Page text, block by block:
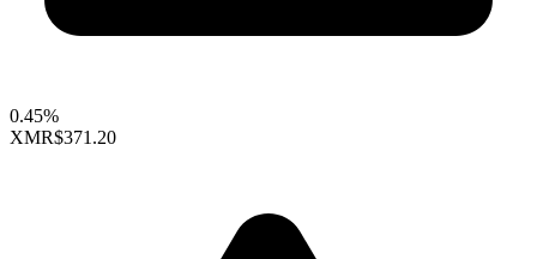
0.45%
XMR$371.20